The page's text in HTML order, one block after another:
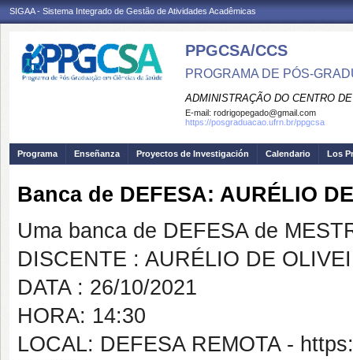
SIGAA - Sistema Integrado de Gestão de Atividades Acadêmicas
PPGCSA/CCS
PROGRAMA DE PÓS-
ADMINISTRAÇÃO DO CENTRO
E-mail: rodrigopegado@gmail.com
https://posgraduacao.ufrn.br/ppgcsa
Programa Enseñanza Proyectos de Investigación Calendario Los
Banca de DEFESA: AURÉLIO
Uma banca de DEFESA de
DISCENTE : AURÉLIO DE
DATA : 26/10/2021
HORA: 14:30
LOCAL: DEFESA REMOTA -